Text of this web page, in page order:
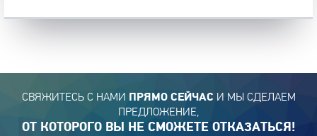
СВЯЖИТЕСЬ С НАМИ ПРЯМО СЕЙЧАС И МЫ СДЕЛАЕМ
ПРЕДЛОЖЕНИЕ,
ОТ КОТОРОГО ВЫ НЕ СМОЖЕТЕ ОТКАЗАТЬСЯ!